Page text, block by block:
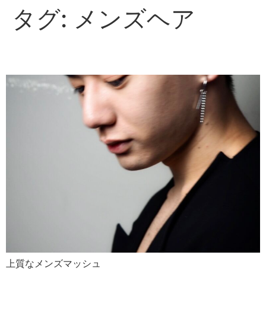
タグ: メンズヘア
上質なメンズマッシュ